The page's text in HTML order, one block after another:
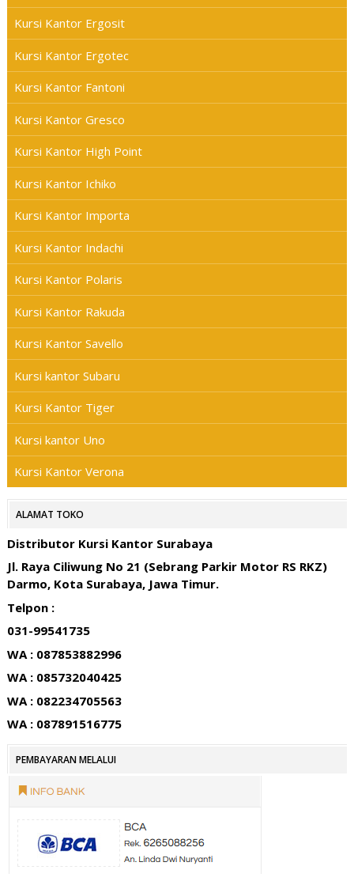
Kursi Kantor Ergosit
Kursi Kantor Ergotec
Kursi Kantor Fantoni
Kursi Kantor Gresco
Kursi Kantor High Point
Kursi Kantor Ichiko
Kursi Kantor Importa
Kursi Kantor Indachi
Kursi Kantor Polaris
Kursi Kantor Rakuda
Kursi Kantor Savello
Kursi kantor Subaru
Kursi Kantor Tiger
Kursi kantor Uno
Kursi Kantor Verona
ALAMAT TOKO
Distributor Kursi Kantor Surabaya
Jl. Raya Ciliwung No 21 (Sebrang Parkir Motor RS RKZ)
Darmo, Kota Surabaya, Jawa Timur.
Telpon :
031-99541735
WA : 087853882996
WA : 085732040425
WA : 082234705563
WA : 087891516775
PEMBAYARAN MELALUI